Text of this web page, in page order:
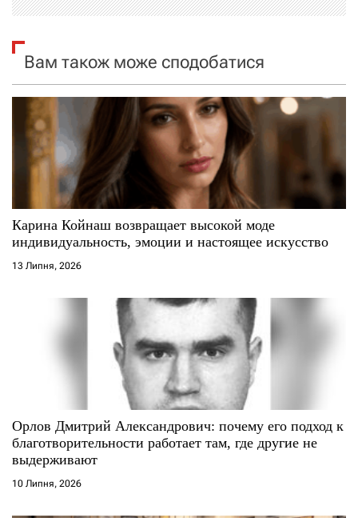
і
я
з
с
і
Вам також може сподобатися
Карина Койнаш возвращает высокой моде
индивидуальность, эмоции и настоящее искусство
13 Липня, 2026
Орлов Дмитрий Александрович: почему его подход к
благотворительности работает там, где другие не
выдерживают
10 Липня, 2026